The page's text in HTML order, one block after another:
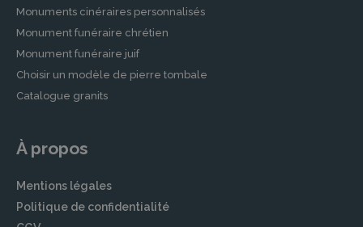
thanatopracteurs sont formés et expérimentés
pour prendre soin du défunt avec le plus grand
respect, permettant ainsi de présenter le
corps dans les meilleures conditions possibles
pour les visites et les hommages.
Chez DUBOSQUEILLE, nous portons une
cérémonies. Qu’il s’agisse de cérémonies
religieuses ou laïques, nous travaillons en
étroite collaboration avec les familles pour
Monuments cinéraires personnalisés
Monument funéraire chrétien
Monument funéraire juif
Choisir un modèle de pierre tombale
Catalogue granits
À propos
Mentions légales
Politique de confidentialité